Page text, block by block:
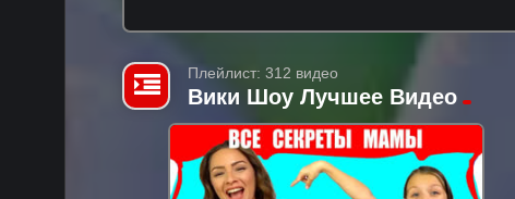
Плейлист: 312 видео
Вики Шоу Лучшее Видео